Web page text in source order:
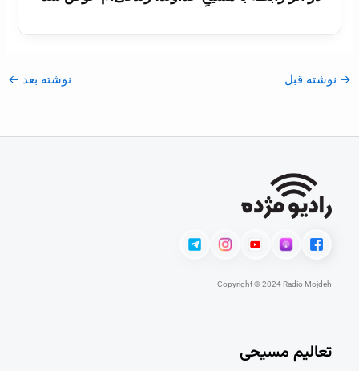
→ نوشته قبل نوشته بعد ←
Copyright © 2024 Radio Mojdeh
تعالیم مسیحی